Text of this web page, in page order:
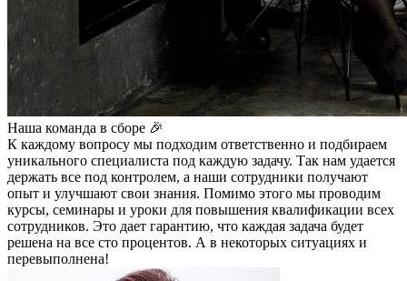
Наша команда в сборе 🎉
К каждому вопросу мы подходим ответственно и подбираем
уникального специалиста под каждую задачу. Так нам удается
держать все под контролем, а наши сотрудники получают
опыт и улучшают свои знания. Помимо этого мы проводим
курсы, семинары и уроки для повышения квалификации всех
сотрудников. Это дает гарантию, что каждая задача будет
решена на все сто процентов. А в некоторых ситуациях и
перевыполнена!